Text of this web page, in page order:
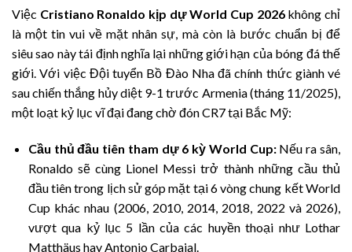
Việc Cristiano Ronaldo kịp dự World Cup 2026không chỉ
là một tin vui về mặt nhân sự, mà còn là bước chuẩn bị để
siêu sao này tái định nghĩa lại những giới hạn của bóng đá thế
giới. Với việc Đội tuyển Bồ Đào Nha đã chính thức giành vé
sau chiến thắng hủy diệt 9-1 trước Armenia (tháng 11/2025),
một loạt kỷ lục vĩ đại đang chờ đón CR7 tại Bắc Mỹ:
Cầu thủ đầu tiên tham dự 6 kỳ World Cup:Nếu ra sân,
Ronaldo sẽ cùng Lionel Messi trở thành những cầu thủ
đầu tiên trong lịch sử góp mặt tại 6 vòng chung kết World
Cup khác nhau (2006, 2010, 2014, 2018, 2022 và 2026),
vượt qua kỷ lục 5 lần của các huyền thoại như Lothar
Matthäus hay Antonio Carbajal.